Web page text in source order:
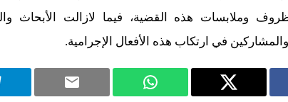
وملابسات هذه القضية، فيما لازالت الأبحاث
في ارتكاب هذه الأفعال الإجرامية.